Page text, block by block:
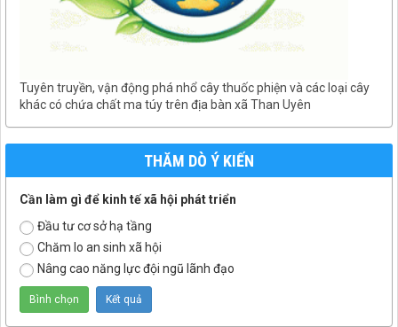
Tuyên truyền, vận động phá nhổ cây thuốc phiện và các loại cây
khác có chứa chất ma túy trên địa bàn xã Than Uyên
THĂM DÒ Ý KIẾN
Cần làm gì để kinh tế xã hội phát triển
Đầu tư cơ sở hạ tầng
Chăm lo an sinh xã hội
Nâng cao năng lực đội ngũ lãnh đạo